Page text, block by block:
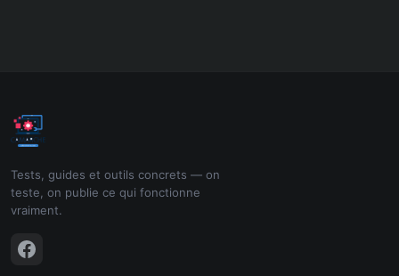
Tests, guides et outils concrets — on
teste, on publie ce qui fonctionne
vraiment.